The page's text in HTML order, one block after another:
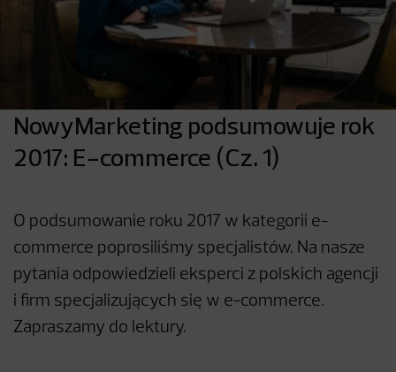
NowyMarketing podsumowuje rok
2017: E-commerce (Cz. 1)
O podsumowanie roku 2017 w kategorii e-
commerce poprosiliśmy specjalistów. Na nasze
pytania odpowiedzieli eksperci z polskich agencji
i firm specjalizujących się w e-commerce.
Zapraszamy do lektury.